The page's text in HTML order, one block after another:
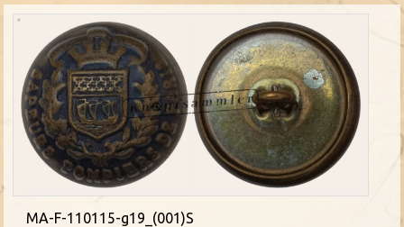
MA-F-110115-g19_(001)S